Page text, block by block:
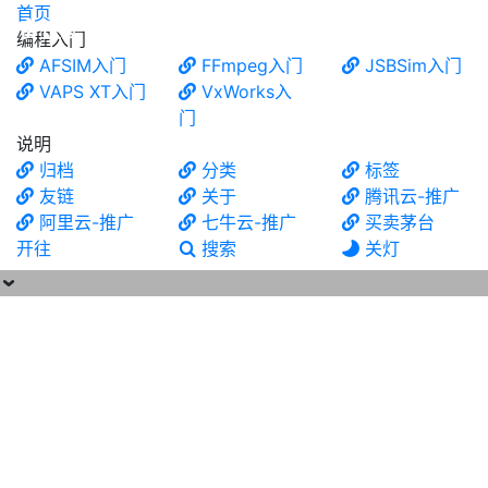
食铁兽
首页
编程入门
AFSIM入门
FFmpeg入门
JSBSim入门
VAPS XT入门
VxWorks入
门
说明
归档
分类
标签
友链
关于
腾讯云-推广
阿里云-推广
七牛云-推广
买卖茅台
开往
搜索 关灯